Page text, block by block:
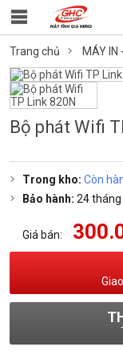
Trang chủ MÁY IN
Bộ phát Wifi
Trong kho: Còn
Bảo hành: 24 tháng
Giá bán: